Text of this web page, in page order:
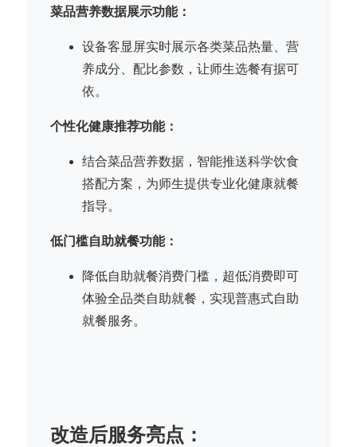
菜品营养数据展示功能：
设备客显屏实时展示各类菜品热量、营
养成分、配比参数，让师生选餐有据可
依。
个性化健康推荐功能：
结合菜品营养数据，智能推送科学饮食
搭配方案，为师生提供专业化健康就餐
指导。
低门槛自助就餐功能：
降低自助就餐消费门槛，超低消费即可
体验全品类自助就餐，实现普惠式自助
就餐服务。
改造后服务亮点：